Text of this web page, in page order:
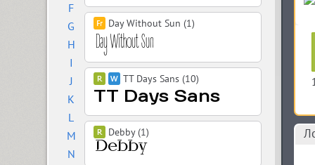
F
G
H
I
J
K
L
M
N
Day Without Sun (1)
TT Days Sans (10)
Debby (1)